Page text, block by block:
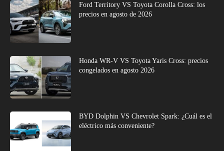
Ford Territory VS Toyota Corolla Cross: los
precios en agosto de 2026
Honda WR-V VS Toyota Yaris Cross: precios
congelados en agosto 2026
BYD Dolphin VS Chevrolet Spark: ¿Cuál es el
eléctrico más conveniente?